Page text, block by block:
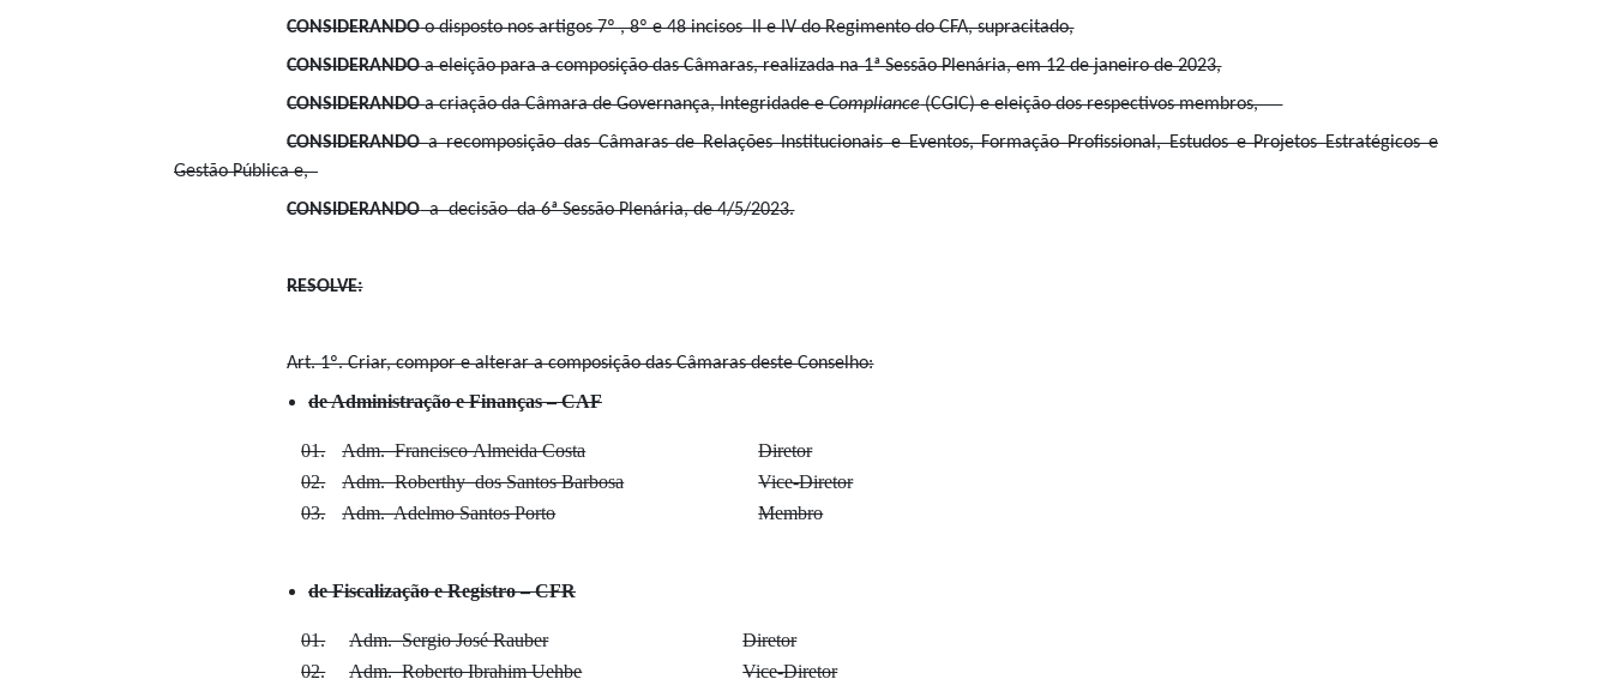
CONSIDERANDOo disposto nos artigos 7º , 8º e 48 incisos II e IV do Regimento do CFA, supracitado,
CONSIDERANDOa eleição para a composição das Câmaras, realizada na 1ª Sessão Plenária, em 12 de janeiro de 2023,
CONSIDERANDOa criação da Câmara de Governança, Integridade eCompliance(CGIC) e eleição dos respectivos membros,
CONSIDERANDOa recomposição das Câmaras de Relações Institucionais e Eventos, Formação Profissional, Estudos e Projetos Estratégicos e
Gestão Pública e,
CONSIDERANDOa decisão da 6ª Sessão Plenária, de 4/5/2023.
RESOLVE:
Art. 1º. Criar, compor e alterar a composição das Câmaras deste Conselho:
de Administração e Finanças – CAF
01. Adm. Francisco Almeida Costa
Diretor
02.
Adm. Roberthy dos Santos Barbosa
Vice-Diretor
03.
Adm. Adelmo Santos Porto Membro
de Fiscalização e Registro – CFR
01. Adm. Sergio José Rauber
Diretor
02.
Adm. Roberto Ibrahim Uehbe
Vice-Diretor